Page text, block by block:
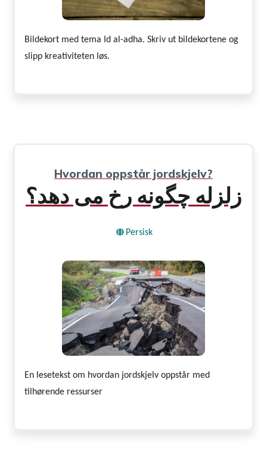
Bildekort med tema Id al-adha. Skriv ut bildekortene og
slipp kreativiteten løs.
Hvordan oppstår jordskjelv?
زلزله چگونه رخ می دهد؟
Persisk
En lesetekst om hvordan jordskjelv oppstår med
tilhørende ressurser